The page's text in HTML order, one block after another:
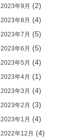
2023年9月 (2)
2023年8月 (4)
2023年7月 (5)
2023年6月 (5)
2023年5月 (4)
2023年4月 (1)
2023年3月 (4)
2023年2月 (3)
2023年1月 (4)
2022年12月 (4)